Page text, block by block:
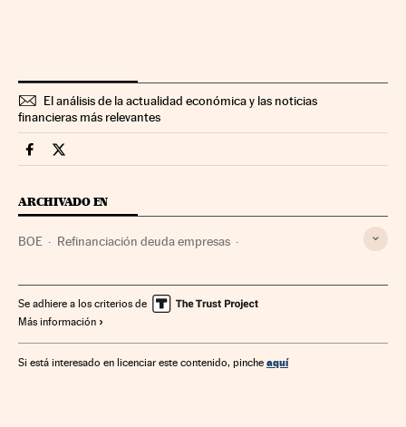
El análisis de la actualidad económica y las noticias
financieras más relevantes
Companias Cinco Días en Facebook
Companias Cinco Días en Twitter
ARCHIVADO EN
BOE Refinanciación deuda empresas
Endeudamiento empresarial Empresas Economía
Legislación Administración pública
Se adhiere a los criterios de
Más información
Si está interesado en licenciar este contenido, pinche aquí